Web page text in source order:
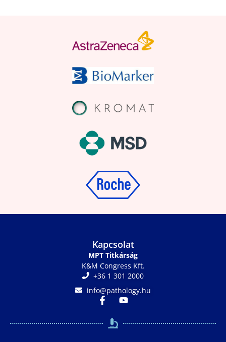
Kapcsolat
MPT Titkárság
K&M Congress Kft.
+36 1 301 2000
info@pathology.hu